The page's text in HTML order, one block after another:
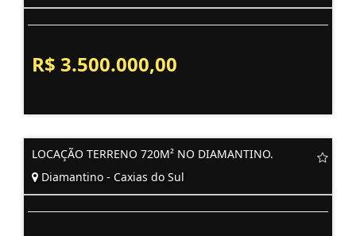
R$ 3.500.000,00
LOCAÇÃO TERRENO 720M² NO DIAMANTINO.
Diamantino - Caxias do Sul